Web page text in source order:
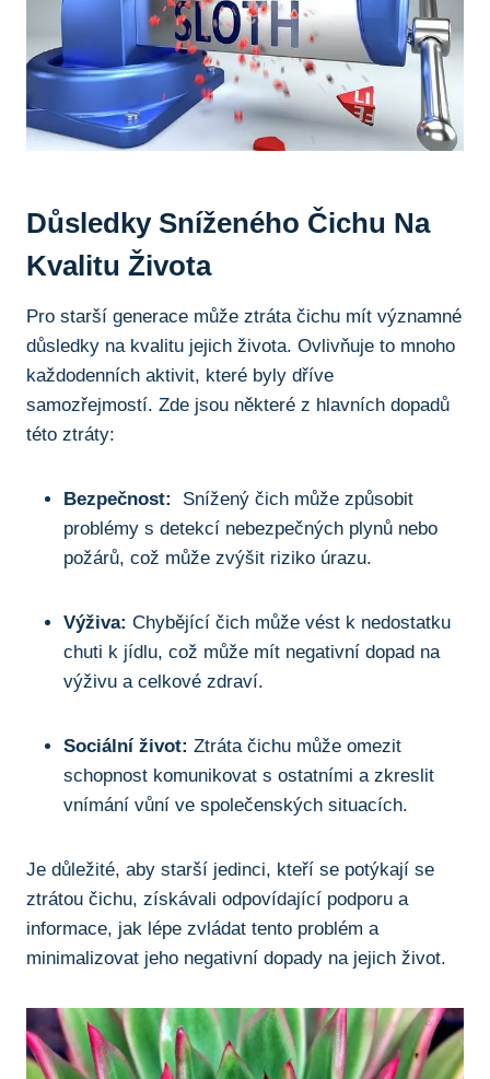
Důsledky Sníženého Čichu Na
Kvalitu Života
Pro starší generace může ztráta ‌čichu mít ⁣významné​
důsledky na kvalitu jejich života. Ovlivňuje ⁣to mnoho
každodenních aktivit, ​které byly ​dříve
samozřejmostí. ‍Zde‍ jsou některé⁤ z hlavních dopadů
této⁣ ztráty:
Bezpečnost:
‌ Snížený čich může ⁣způsobit⁣
problémy s detekcí nebezpečných⁣ plynů nebo⁣
požárů, což může zvýšit ⁣riziko‌ úrazu.
Výživa: Chybějící čich může vést​ k nedostatku
chuti k jídlu,‍ což⁢ může mít⁢ negativní dopad na
⁤výživu⁢ a celkové zdraví.
Sociální život: ⁣Ztráta⁢ čichu‍ může ⁢omezit
schopnost komunikovat s ostatními a ‌zkreslit ​
vnímání vůní ve společenských situacích.
Je ⁣důležité, aby starší jedinci, kteří⁣ se​ potýkají ‌se⁢
ztrátou čichu, získávali odpovídající⁣ podporu⁤ a
informace, jak lépe zvládat tento problém⁣ a
‍minimalizovat jeho negativní ‍dopady na jejich život.